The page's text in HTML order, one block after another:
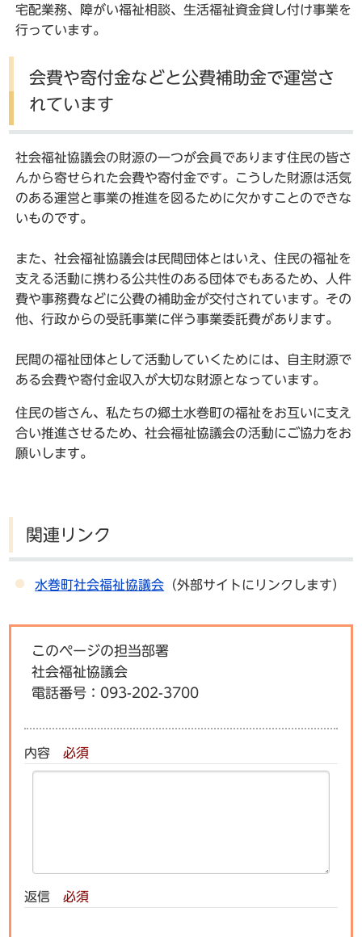
宅配業務、障がい福祉相談、生活福祉資金貸し付け事業を
行っています。
会費や寄付金などと公費補助金で運営さ
れています
社会福祉協議会の財源の一つが会員であります住民の皆さ
んから寄せられた会費や寄付金です。こうした財源は活気
のある運営と事業の推進を図るために欠かすことのできな
いものです。
また、社会福祉協議会は民間団体とはいえ、住民の福祉を
支える活動に携わる公共性のある団体でもあるため、人件
費や事務費などに公費の補助金が交付されています。その
他、行政からの受託事業に伴う事業委託費があります。
民間の福祉団体として活動していくためには、自主財源で
ある会費や寄付金収入が大切な財源となっています。
住民の皆さん、私たちの郷土水巻町の福祉をお互いに支え
合い推進させるため、社会福祉協議会の活動にご協力をお
願いします。
関連リンク
水巻町社会福祉協議会 （外部サイトにリンクします）
このページの担当部署
社会福祉協議会
電話番号： 093-202-3700
内容 必須
返信 必須